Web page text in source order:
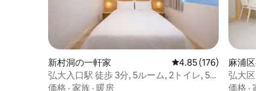
新村洞の一軒家 レビュー176件、5つ
4.85 (176)
弘大入口駅 徒歩 3分, 5ルーム, 2トイレ, 5ベ
ット
価格 · 家族 · 暖房
麻浦
ト
弘大
価格 ·